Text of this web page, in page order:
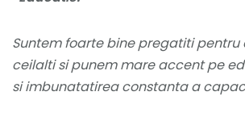
Suntem foarte bine pregatiti
ceilalti si punem mare accent pe
si imbunatatirea constanta a